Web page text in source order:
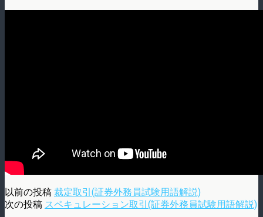
以前の投稿 裁定取引(証券外務員試験用語解説)
次の投稿 スペキュレーション取引(証券外務員試験用語解説)